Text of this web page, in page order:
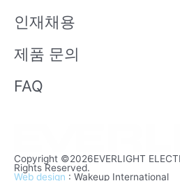
인재채용
제품 문의
FAQ
Copyright ©2026EVERLIGHT
Rights Reserved.
Web design : Wakeup International